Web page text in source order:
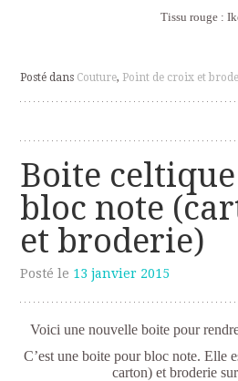
Tissu rouge :
Posté dans Couture, Point de croix et
Boite
bloc note
et broderie)
Posté le 13 janvier 2015
Voici une nouvelle boite pour
C’est une boite pour bloc note. Elle
carton) et broderie